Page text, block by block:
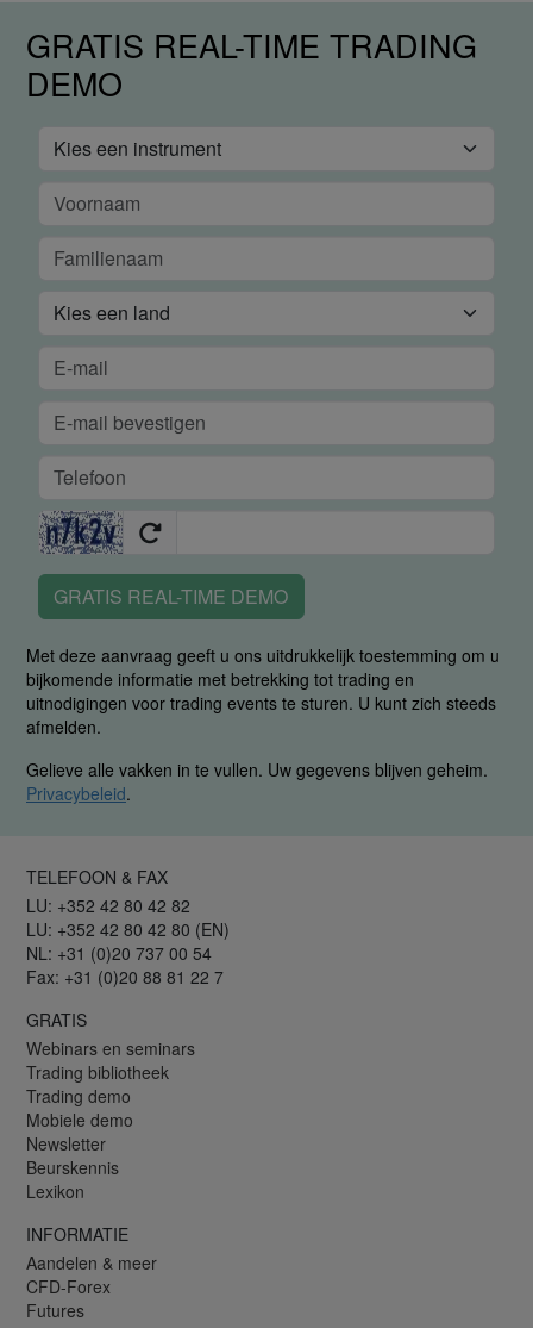
GRATIS REAL-TIME TRADING
DEMO
GRATIS REAL-TIME DEMO
Met deze aanvraag geeft u ons uitdrukkelijk toestemming om u
bijkomende informatie met betrekking tot trading en
uitnodigingen voor trading events te sturen. U kunt zich steeds
afmelden.
Gelieve alle vakken in te vullen. Uw gegevens blijven geheim.
Privacybeleid.
TELEFOON & FAX
LU: +352 42 80 42 82
LU: +352 42 80 42 80 (EN)
NL: +31 (0)20 737 00 54
Fax: +31 (0)20 88 81 22 7
GRATIS
Webinars en seminars
Trading bibliotheek
Trading demo
Mobiele demo
Newsletter
Beurskennis
Lexikon
INFORMATIE
Aandelen & meer
CFD-Forex
Futures